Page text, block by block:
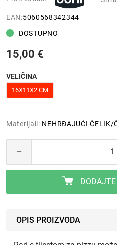
EAN:5060568342344
DOSTUPNO
15,00 €
VELIČINA
16X11X2 CM
Materijali: NEHRĐAJUĆI ČELIK/
OPIS PROIZVODA